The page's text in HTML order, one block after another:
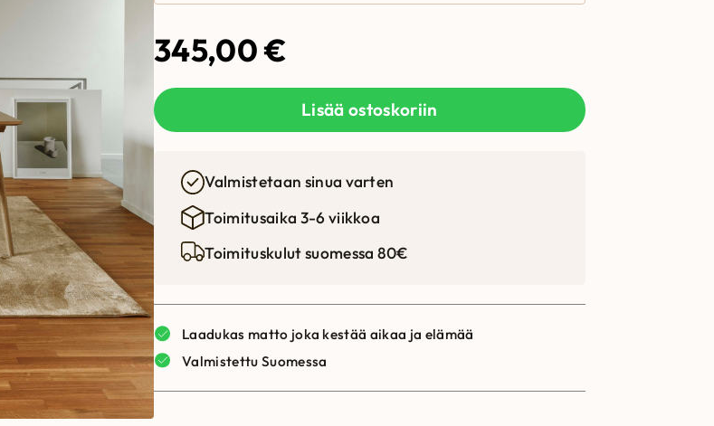
345,00€
Lisää ostoskoriin
Valmistetaan sinua varten
Toimitusaika 3-6 viikkoa
Toimituskulut suomessa 80€
Laadukas matto joka kestää aikaa ja elämää
Valmistettu Suomessa